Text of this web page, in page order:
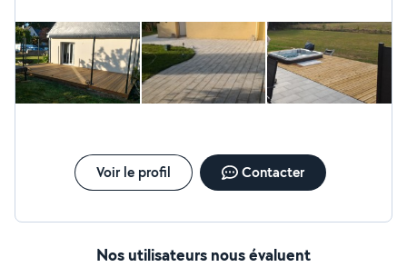
Voir le profil Contacter
Nos utilisateurs nous évaluent